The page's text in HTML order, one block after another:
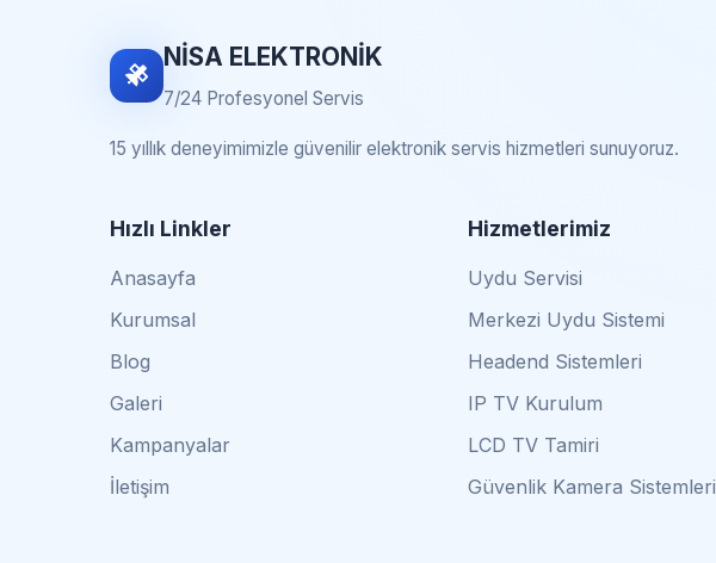
NİSA ELEKTRONİK
7/24 Profesyonel Servis
15 yıllık deneyimimizle güvenilir elektronik servis hizmetleri sunuyoruz.
Hızlı Linkler
Anasayfa
Kurumsal
Blog
Galeri
Kampanyalar
İletişim
Hizmetlerimiz
Uydu Servisi
Merkezi Uydu Sistemi
Headend Sistemleri
IP TV Kurulum
LCD TV Tamiri
Güvenlik Kamera Sistemleri